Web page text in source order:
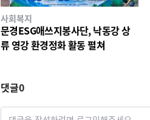
사회복지
문경ESG애쓰지봉사단, 낙동강 상
류 영강 환경정화 활동 펼쳐
댓글0